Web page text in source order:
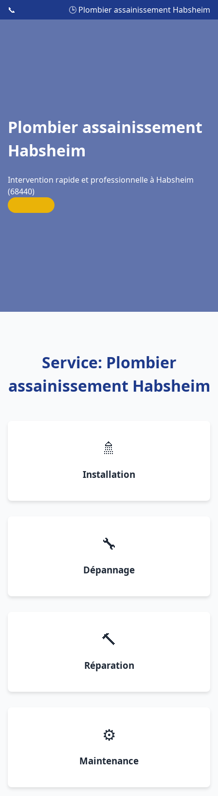
📞 🕒 Plombier assainissement Habsheim
Plombier assainissement
Habsheim
Intervention rapide et professionnelle à Habsheim
(68440)
Service: Plombier
assainissement Habsheim
🚿
Installation
🔧
Dépannage
🔨
Réparation
⚙️
Maintenance